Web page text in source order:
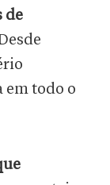
de
em todo o